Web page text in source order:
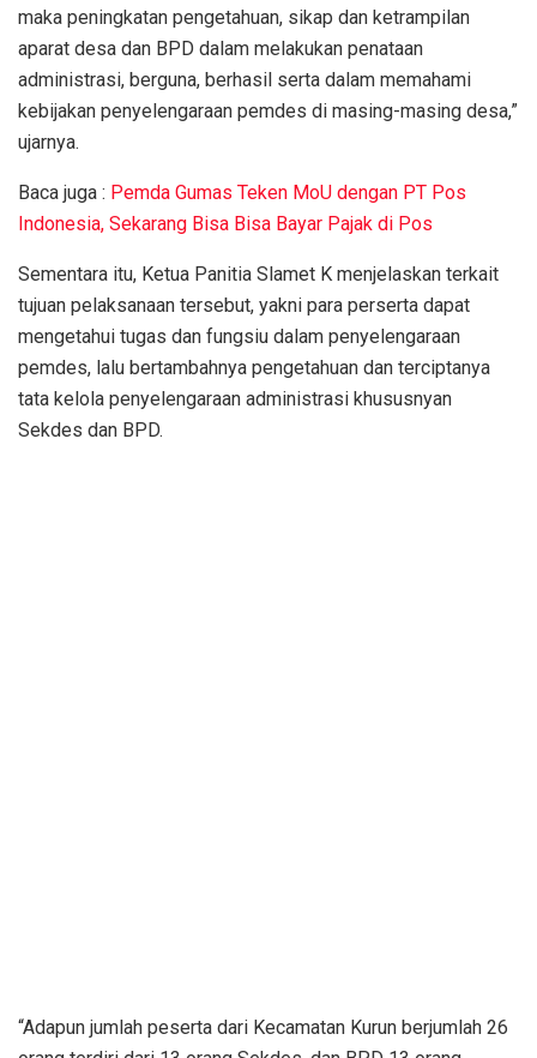
maka peningkatan pengetahuan, sikap dan ketrampilan
aparat desa dan BPD dalam melakukan penataan
administrasi, berguna, berhasil serta dalam memahami
kebijakan penyelengaraan pemdes di masing-masing desa,”
ujarnya.
Baca juga : Pemda Gumas Teken MoU dengan PT Pos
Indonesia, Sekarang Bisa Bisa Bayar Pajak di Pos
Sementara itu, Ketua Panitia Slamet K menjelaskan terkait
tujuan pelaksanaan tersebut, yakni para perserta dapat
mengetahui tugas dan fungsiu dalam penyelengaraan
pemdes, lalu bertambahnya pengetahuan dan terciptanya
tata kelola penyelengaraan administrasi khususnyan
Sekdes dan BPD.
“Adapun jumlah peserta dari Kecamatan Kurun berjumlah 26